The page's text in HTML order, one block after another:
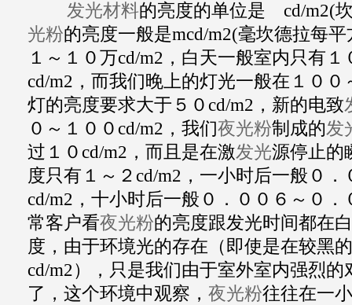
发光材料的亮度的单位是 cd/m2(
光粉的亮度一般是mcd/m2(毫坎德拉每
１～１０万cd/m2，白天一般室内只有
cd/m2，而我们晚上的灯光一般在１００
灯的亮度要求大于５０cd/m2，新的电致
０～１００cd/m2，我们夜光粉制成的发
过１０cd/m2，而且是在激发光源停止的
度只有１～２cd/m2，一小时后一般０
cd/m2，十小时后一般０．００６～０．
常客户看夜光粉的亮度跟发光时间都在
度，由于环境光的存在（即使是在较黑
cd/m2），只是我们由于室外室内强烈
了，这个环境中观察， 夜光粉往往在一